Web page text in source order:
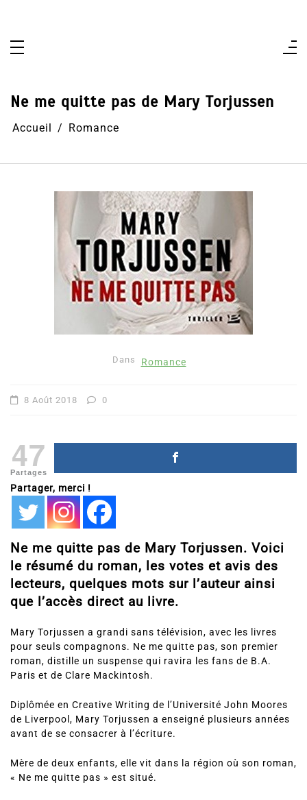
Ne me quitte pas de Mary Torjussen
Accueil Romance
Dans Romance
8 Août 2018 0
47
Partages
Partager, merci !
Ne me quitte pas de Mary Torjussen. Voici
le résumé du roman, les votes et avis des
lecteurs, quelques mots sur l’auteur ainsi
que l’accès direct au livre.
Mary Torjussen a grandi sans télévision, avec les livres
pour seuls compagnons. Ne me quitte pas, son premier
roman, distille un suspense qui ravira les fans de B.A.
Paris et de Clare Mackintosh.
Diplômée en Creative Writing de l’Université John Moores
de Liverpool, Mary Torjussen a enseigné plusieurs années
avant de se consacrer à l’écriture.
Mère de deux enfants, elle vit dans la région où son roman,
« Ne me quitte pas » est situé.